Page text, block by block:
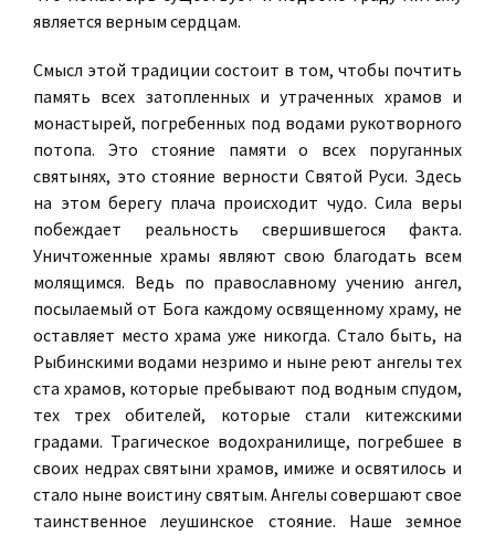
является верным сердцам.
Смысл этой традиции состоит в том, чтобы почтить
память всех затопленных и утраченных храмов и
монастырей, погребенных под водами рукотворного
потопа. Это стояние памяти о всех поруганных
святынях, это стояние верности Святой Руси. Здесь
на этом берегу плача происходит чудо. Сила веры
побеждает реальность свершившегося факта.
Уничтоженные храмы являют свою благодать всем
молящимся. Ведь по православному учению ангел,
посылаемый от Бога каждому освященному храму, не
оставляет место храма уже никогда. Стало быть, на
Рыбинскими водами незримо и ныне реют ангелы тех
ста храмов, которые пребывают под водным спудом,
тех трех обителей, которые стали китежскими
градами. Трагическое водохранилище, погребшее в
своих недрах святыни храмов, имиже и освятилось и
стало ныне воистину святым. Ангелы совершают свое
таинственное леушинское стояние. Наше земное